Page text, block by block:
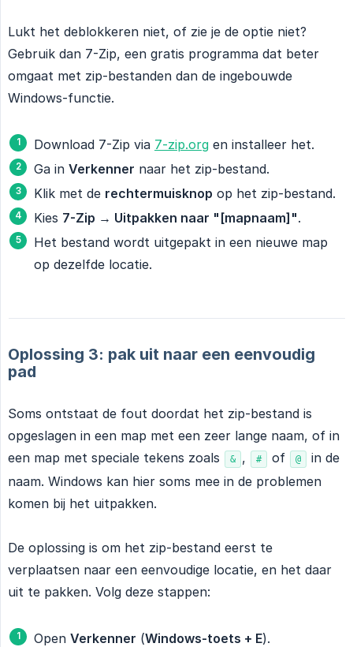
Lukt het deblokkeren niet, of zie je de optie niet?
Gebruik dan 7-Zip, een gratis programma dat beter
omgaat met zip-bestanden dan de ingebouwde
Windows-functie.
Download 7-Zip via 7-zip.org en installeer het.
Ga in Verkenner naar het zip-bestand.
Klik met de rechtermuisknop op het zip-bestand.
Kies 7-Zip → Uitpakken naar "[mapnaam]".
Het bestand wordt uitgepakt in een nieuwe map
op dezelfde locatie.
Oplossing 3: pak uit naar een eenvoudig
pad
Soms ontstaat de fout doordat het zip-bestand is
opgeslagen in een map met een zeer lange naam, of in
een map met speciale tekens zoals
& , # of @
in de
naam. Windows kan hier soms mee in de problemen
komen bij het uitpakken.
De oplossing is om het zip-bestand eerst te
verplaatsen naar een eenvoudige locatie, en het daar
uit te pakken. Volg deze stappen:
Open Verkenner (Windows-toets + E).